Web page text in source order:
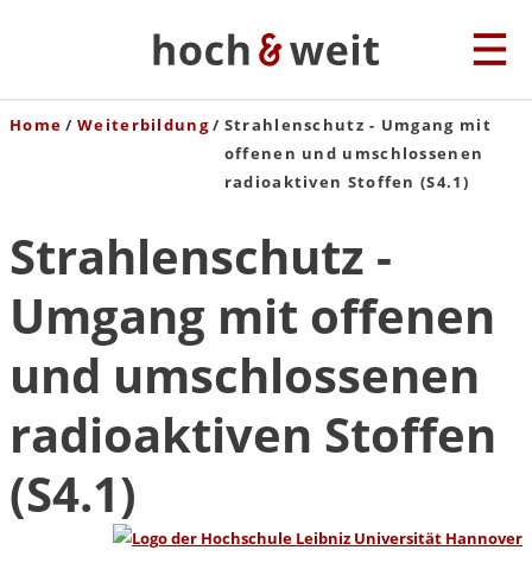
Home Weiterbildung
Strahlenschutz - Umgang mit
offenen und umschlossenen
radioaktiven Stoffen (S4.1)
Strahlenschutz -
Umgang mit offenen
und umschlossenen
radioaktiven Stoffen
(S4.1)